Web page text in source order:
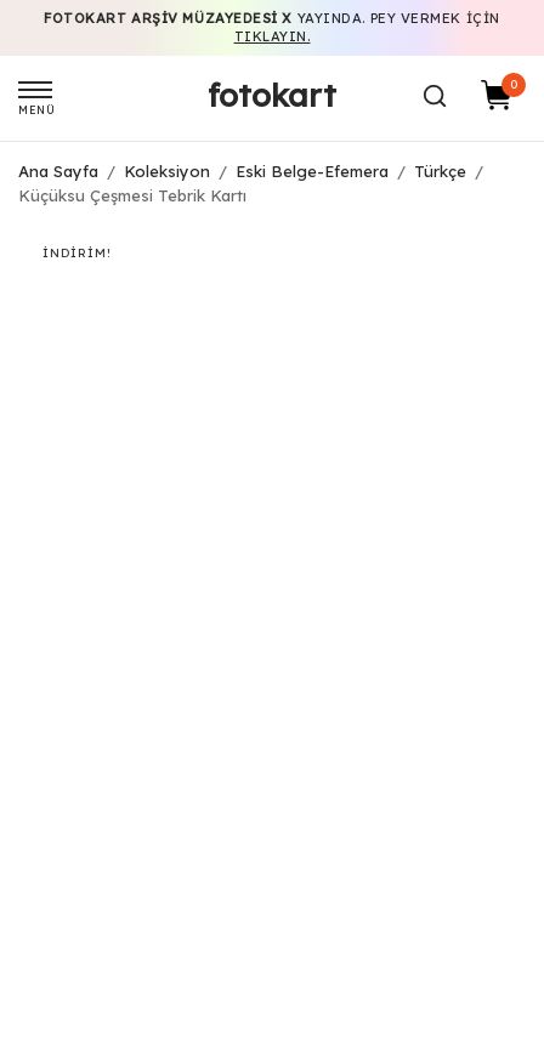
FOTOKART ARŞIV MÜZAYEDESI X YAYINDA. PEY VERMEK IÇIN
TIKLAYIN.
MENÜ fotokart 0
Ana Sayfa / Koleksiyon / Eski Belge-Efemera / Türkçe /
Küçüksu Çeşmesi Tebrik Kartı
İNDIRIM!